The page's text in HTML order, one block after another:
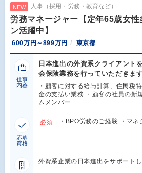
NEW 人事（採用・労務・教育など）
労務マネージャー【定年65歳女性
ン活躍中】
600万円～899万円 東京都
仕事
内容
日本進出の外資系クライアント
会保険業務を行っていただきます
・顧客に対する給与計算、住民税
金の支払い業務 ・顧客の社員の新
ムメンバー…
応募
資格
必須 ・BPO労務のご経験 ・マネ
外資系企業の日本進出をサポートし